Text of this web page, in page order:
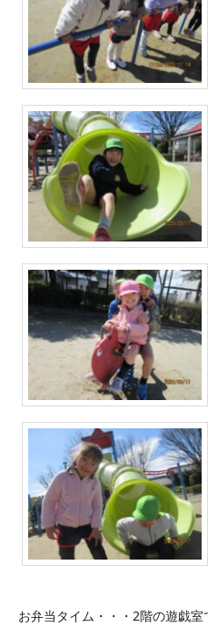
お弁当タイム・・・2階の遊戯